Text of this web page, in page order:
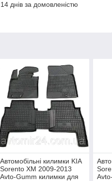
днів за домовленістю
Автомобільні килимки KIA
Sorento XM 2009-2013
Avto-Gumm килимки для